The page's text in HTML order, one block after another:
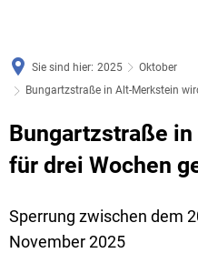
Sie sind hier: 2025
Oktober
Bungartzstraße in Alt-Merkstein
Bungartzstraße
für drei Wochen
Sperrung zwischen dem
November 2025